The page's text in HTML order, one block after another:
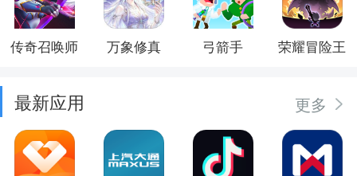
传奇召唤师 万象修真 弓箭手 荣耀冒险王
最新应用 更多